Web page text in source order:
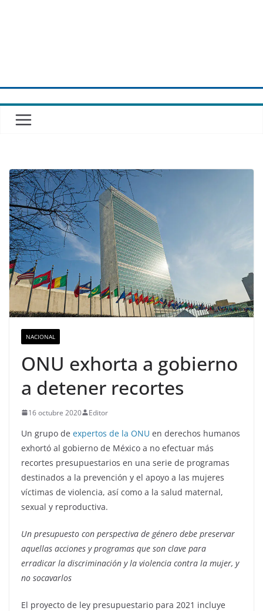
NACIONAL
ONU exhorta a gobierno
a detener recortes
16 octubre 2020 Editor
Un grupo de expertos de la ONU en derechos humanos
exhortó al gobierno de México a no efectuar más
recortes presupuestarios en una serie de programas
destinados a la prevención y el apoyo a las mujeres
víctimas de violencia, así como a la salud maternal,
sexual y reproductiva.
Un presupuesto con perspectiva de género debe preservar
aquellas acciones y programas que son clave para
erradicar la discriminación y la violencia contra la mujer, y
no socavarlos
El proyecto de ley presupuestario para 2021 incluye